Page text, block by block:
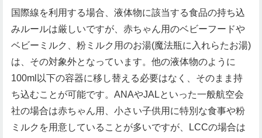
国際線を利用する場合、液体物に該当する食品の持ち込
みルールは厳しいですが、赤ちゃん用のベビーフードや
ベビーミルク、粉ミルク用のお湯(魔法瓶に入れらたお湯)
は、その対象外となっています。他の液体物のように
100ml以下の容器に移し替える必要はなく、そのまま持
ち込むことが可能です。ANAやJALといった一般航空会
社の場合は赤ちゃん用、小さい子供用に特別な食事や粉
ミルクを用意していることが多いですが、LCCの場合は